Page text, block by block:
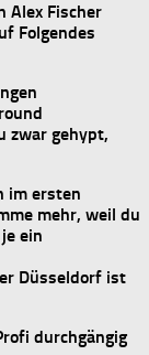
Alex Fischer
Folgendes
zwar gehypt,
im ersten
mehr, weil du
ein
Düsseldorf ist
durchgängig